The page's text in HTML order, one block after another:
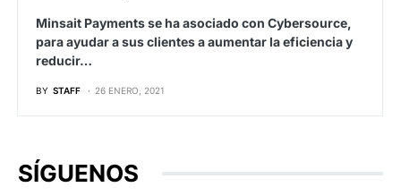
Minsait Payments se ha asociado con Cybersource,
para ayudar a sus clientes a aumentar la eficiencia y
reducir…
BY STAFF 26 ENERO, 2021
SÍGUENOS